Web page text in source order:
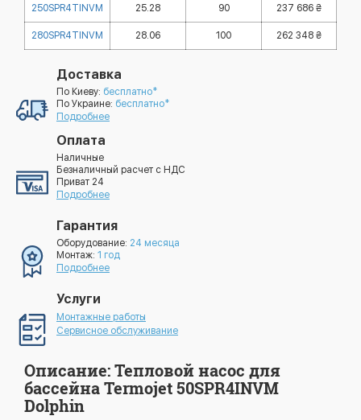
250SPR4TINVM 25.28 90 237 686 ₴
280SPR4TINVM 28.06 100 262 348 ₴
Доставка
По Киеву: бесплатно*
По Украине: бесплатно*
Подробнее
Оплата
Наличные
Безналичный расчет с НДС
Приват 24
Подробнее
Гарантия
Оборудование: 24 месяца
Монтаж: 1 год
Подробнее
Услуги
Монтажные работы
Сервисное обслуживание
Описание: Тепловой насос для
бассейна Termojet 50SPR4INVM
Dolphin